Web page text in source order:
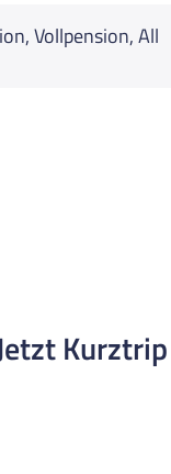
Vollpension, All